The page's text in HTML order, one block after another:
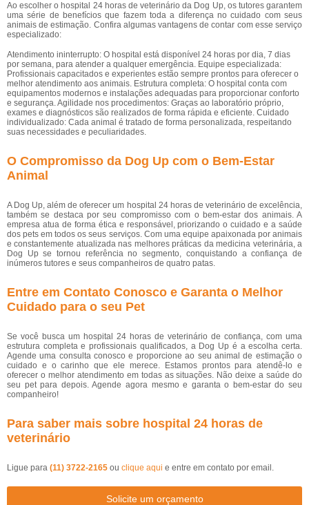
Ao escolher o hospital 24 horas de veterinário da Dog Up, os tutores garantem
uma série de benefícios que fazem toda a diferença no cuidado com seus
animais de estimação. Confira algumas vantagens de contar com esse serviço
especializado:
Atendimento ininterrupto: O hospital está disponível 24 horas por dia, 7 dias
por semana, para atender a qualquer emergência. Equipe especializada:
Profissionais capacitados e experientes estão sempre prontos para oferecer o
melhor atendimento aos animais. Estrutura completa: O hospital conta com
equipamentos modernos e instalações adequadas para proporcionar conforto
e segurança. Agilidade nos procedimentos: Graças ao laboratório próprio,
exames e diagnósticos são realizados de forma rápida e eficiente. Cuidado
individualizado: Cada animal é tratado de forma personalizada, respeitando
suas necessidades e peculiaridades.
O Compromisso da Dog Up com o Bem-Estar
Animal
A Dog Up, além de oferecer um hospital 24 horas de veterinário de excelência,
também se destaca por seu compromisso com o bem-estar dos animais. A
empresa atua de forma ética e responsável, priorizando o cuidado e a saúde
dos pets em todos os seus serviços. Com uma equipe apaixonada por animais
e constantemente atualizada nas melhores práticas da medicina veterinária, a
Dog Up se tornou referência no segmento, conquistando a confiança de
inúmeros tutores e seus companheiros de quatro patas.
Entre em Contato Conosco e Garanta o Melhor
Cuidado para o seu Pet
Se você busca um hospital 24 horas de veterinário de confiança, com uma
estrutura completa e profissionais qualificados, a Dog Up é a escolha certa.
Agende uma consulta conosco e proporcione ao seu animal de estimação o
cuidado e o carinho que ele merece. Estamos prontos para atendê-lo e
oferecer o melhor atendimento em todas as situações. Não deixe a saúde do
seu pet para depois. Agende agora mesmo e garanta o bem-estar do seu
companheiro!
Para saber mais sobre hospital 24 horas de
veterinário
Ligue para (11) 3722-2165 ou clique aqui e entre em contato por email.
Solicite um orçamento